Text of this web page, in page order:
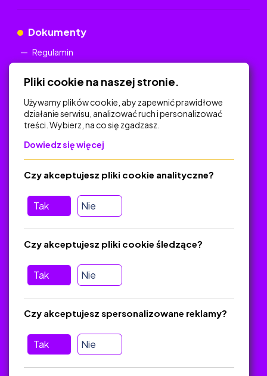
Dokumenty
Regulamin
Na skróty
Polityka Prywatności
Regulamin
O platformie
Baza materiałów dydaktycznych
Jak zostać autorem
FAQ
Pomoc
wiadomość nie trafiła do folderu SPAM)
Pliki cookie na naszej stronie.
Używamy plików cookie, aby zapewnić prawidłowe
działanie serwisu, analizować ruch i personalizować
treści. Wybierz, na co się zgadzasz.
Dowiedz się więcej
Tak Nie
Czy akceptujesz pliki cookie analityczne?
Tak Nie
Czy akceptujesz pliki cookie śledzące?
Tak Nie
Czy akceptujesz spersonalizowane reklamy?